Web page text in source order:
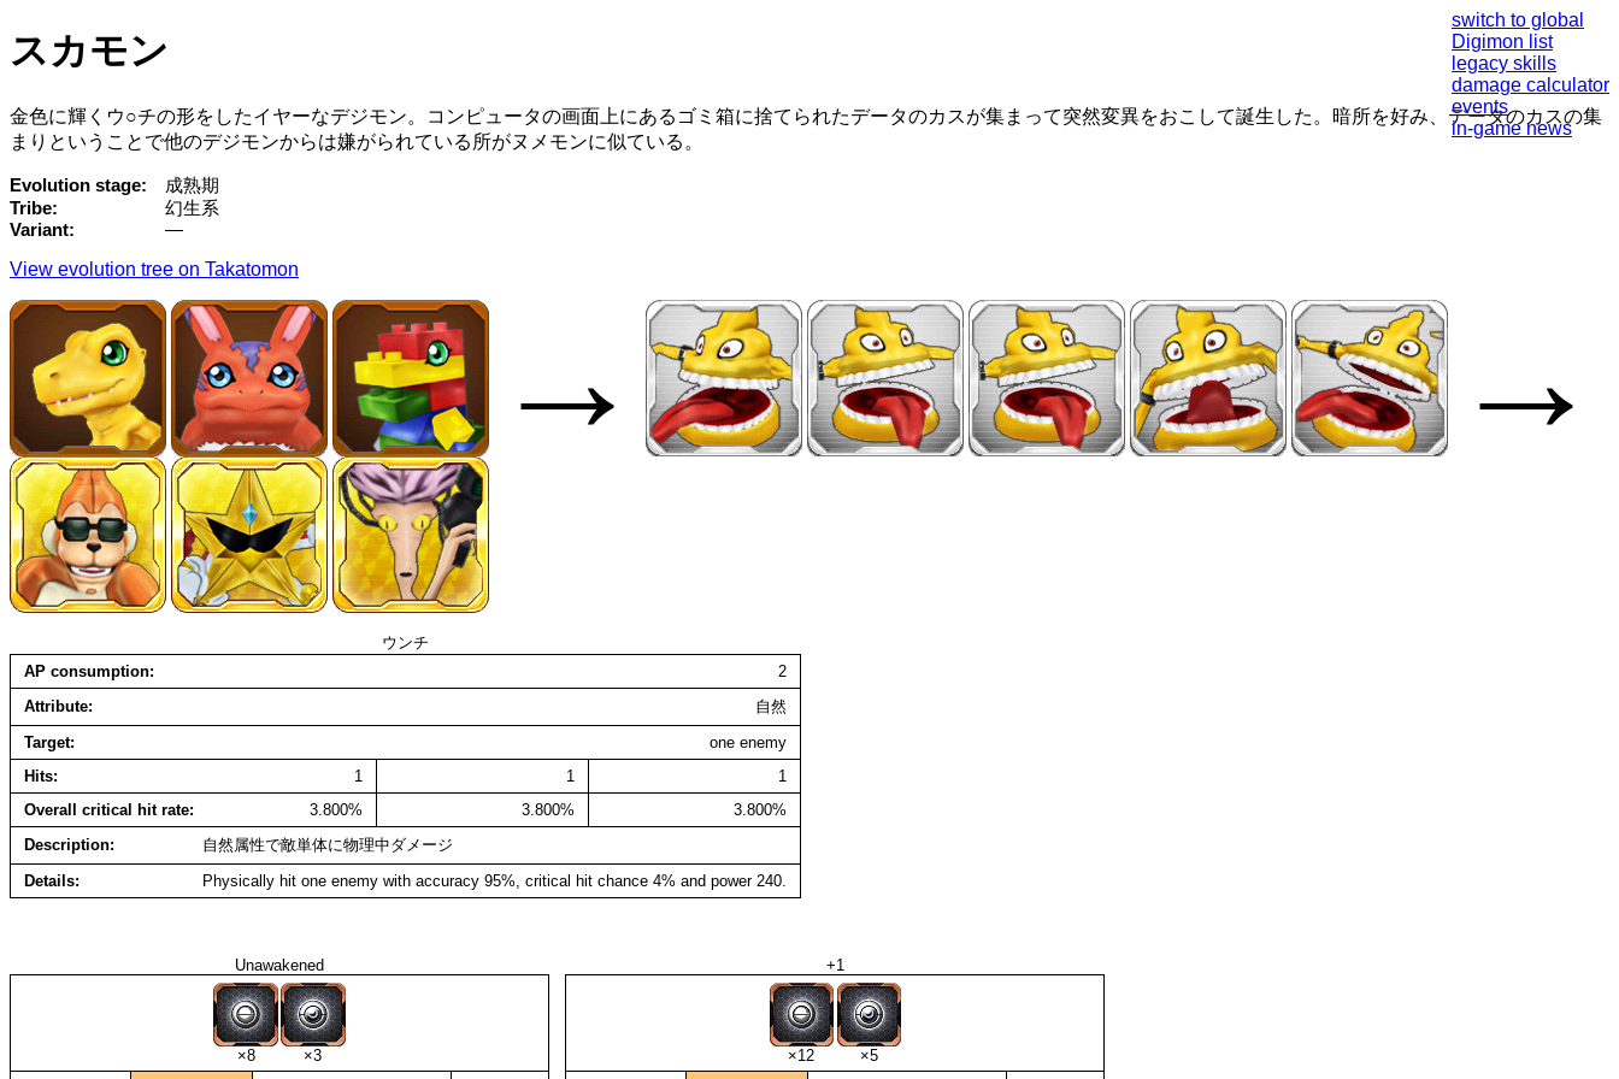
switch to global
Digimon list
legacy skills
damage calculator
events
in-game news
スカモン
金色に輝くウ○チの形をしたイヤーなデジモン。コンピュータの画面上にあるゴミ箱に捨てられたデータのカスが集まって突然変異をおこして誕生した。暗所を好み、データのカスの集
まりということで他のデジモンからは嫌がられている所がヌメモンに似ている。
Evolution stage
成熟期
Tribe
幻生系
Variant
—
View evolution tree on Takatomon
→ →
ウンチ
AP consumption
2
Attribute
自然
Target
one enemy
Hits
1 1
1
Overall critical hit rate
3.800% 3.800%
3.800%
Description
自然属性で敵単体に物理中ダメージ
Details
Physically hit one enemy with accuracy 95%, critical hit chance 4% and power 240.
Unawakened
×8
×3
+1
×12
×5